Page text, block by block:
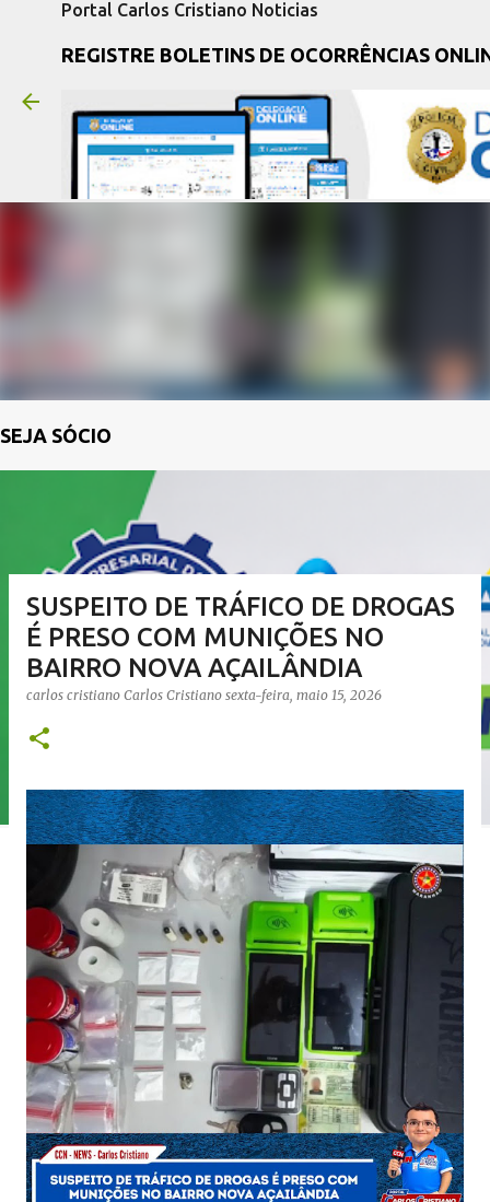
Portal Carlos Cristiano Noticias
REGISTRE BOLETINS DE OCORRÊNCIAS
SEJA SÓCIO
SUSPEITO DE TRÁFICO DE DROGAS
É PRESO COM MUNIÇÕES NO
BAIRRO NOVA AÇAILÂNDIA
carlos cristiano Carlos Cristiano sexta-feira, maio 15, 2026